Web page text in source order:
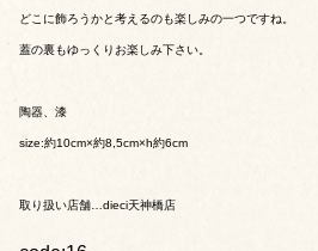
どこに飾ろうかと考えるのも楽しみの一つですね。
蓋の裏もゆっくりお楽しみ下さい。
陶器、漆
size:約10cm×約8,5cm×h約6cm
取り扱い店舗…dieci天神橋店